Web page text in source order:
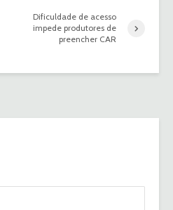
Dificuldade de acesso
impede produtores de
preencher CAR